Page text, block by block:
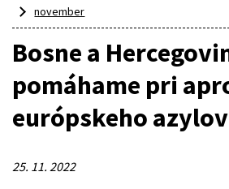
november
Bosne a
pomáhame pri
európskeho
25. 11. 2022